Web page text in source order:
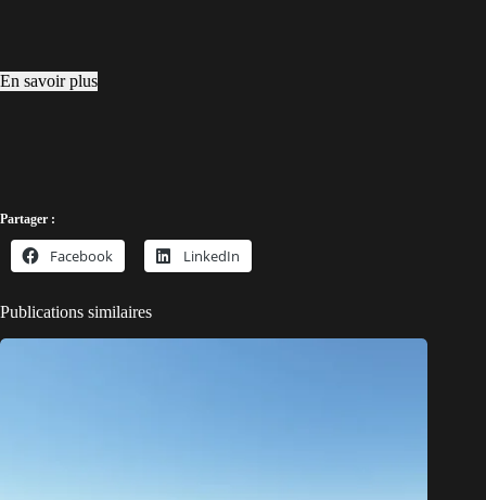
En savoir plus
Partager :
Facebook LinkedIn
Publications similaires